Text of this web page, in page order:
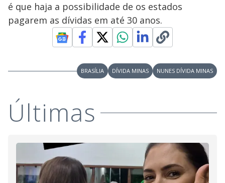
é que haja a possibilidade de os estados
pagarem as dívidas em até 30 anos.
BRASÍLIA DÍVIDA MINAS NUNES DÍVIDA MINAS
Últimas